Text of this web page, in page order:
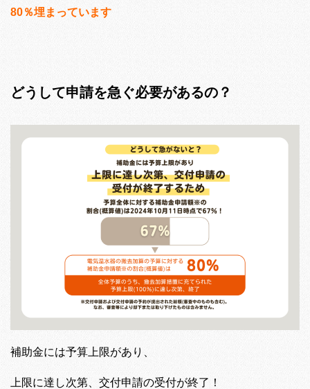
80％埋まっています
どうして申請を急ぐ必要があるの？
補助金には予算上限があり、
上限に達し次第、交付申請の受付が終了！